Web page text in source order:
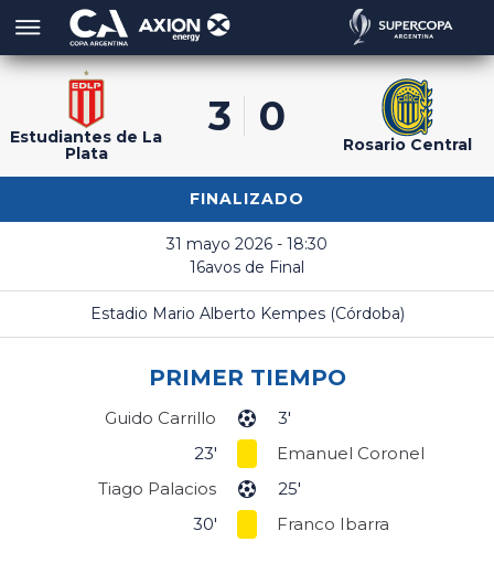
31 mayo 2026 - 18:30
16avos de Final
FINALIZADO
Estadio Mario Alberto Kempes (Córdoba)
Estudiantes de La
Plata
3 0
Rosario Central
PRIMER TIEMPO
Guido Carrillo
3'
Emanuel Coronel
23'
Tiago Palacios
25'
Franco Ibarra
30'